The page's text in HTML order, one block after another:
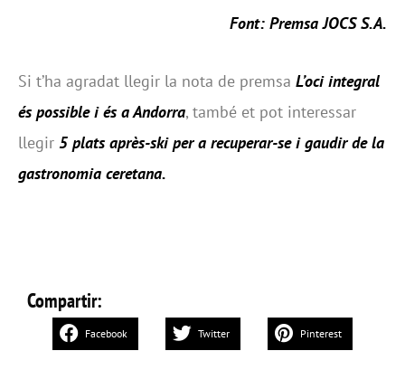
Font: Premsa JOCS S.A.
Si t’ha agradat llegir la nota de premsa L’oci integral
és possible i és a Andorra, també et pot interessar
llegir 5 plats après-ski per a recuperar-se i gaudir de la
gastronomia ceretana.
Compartir:
Facebook Twitter Pinterest